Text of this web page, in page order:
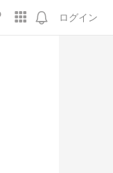
ログイン